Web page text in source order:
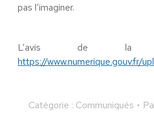
pas l’imaginer.
L’avis de la
https://www.numerique.gouv.fr/
Catégorie : Communiqués